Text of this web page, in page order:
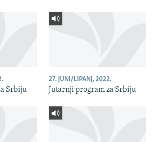
Srbiju
27. JUNI/LIPANJ, 2022.
Jutarnji program za Srbiju